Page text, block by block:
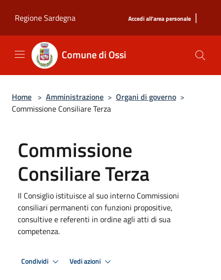
Regione Sardegna
Accedi all'area personale |
Comune di Ossi
Home > Amministrazione > Organi di governo >
Commissione Consiliare Terza
Commissione
Consiliare Terza
Il Consiglio istituisce al suo interno Commissioni
consiliari permanenti con funzioni propositive,
consultive e referenti in ordine agli atti di sua
competenza.
Condividi Vedi azioni